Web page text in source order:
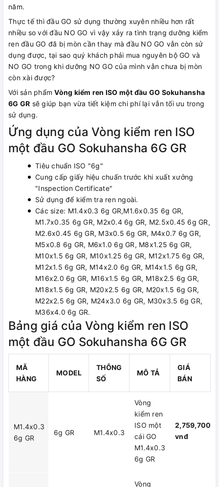
năm.
Thực tế thì đầu GO sử dụng thường xuyên nhiều hơn rất
nhiều so với đầu NO GO vì vậy xảy ra tình trạng dưỡng kiểm
ren đầu GO đã bị mòn cần thay mà đầu NO GO vẫn còn sử
dụng được, tại sao quý khách phải mua nguyên bộ GO và
NO GO trong khi dưỡng NO GO của mình vẫn chưa bị mòn
còn xài được?
Với sản phẩmVòng kiểm ren ISO một đầu GO Sokuhansha
6G GR sẽ giúp bạn vừa tiết kiệm chi phí lại vẫn tối ưu trong
sử dụng.
Ứng dụng của Vòng kiểm ren ISO
một đầu GO Sokuhansha 6G GR
Tiêu chuẩn ISO "6g"
Cung cấp giấy hiệu chuẩn trước khi xuất xưởng
"Inspection Certificate"
Sử dụng để kiểm tra ren ngoài.
Các size: M1.4x0.3 6g GR,M1.6x0.35 6g GR,
M1.7x0.35 6g GR, M2x0.4 6g GR, M2.5x0.45 6g GR,
M2.6x0.45 6g GR, M3x0.5 6g GR, M4x0.7 6g GR,
M5x0.8 6g GR, M6x1.0 6g GR, M8x1.25 6g GR,
M10x1.5 6g GR, M10x1.25 6g GR, M12x1.75 6g GR,
M12x1.5 6g GR, M14x2.0 6g GR, M14x1.5 6g GR,
M16x2.0 6g GR, M16x1.5 6g GR, M18x2.5 6g GR,
M18x1.5 6g GR, M20x2.5 6g GR, M20x1.5 6g GR,
M22x2.5 6g GR, M24x3.0 6g GR, M30x3.5 6g GR,
M36x4.0 6g GR.
Bảng giá của Vòng kiểm ren ISO
một đầu GO Sokuhansha 6G GR
MÃ
HÀNG
MODEL
THÔNG
SỐ
MÔ TẢ
GIÁ
BÁN
M1.4x0.3
6g GR
6g GR M1.4x0.3
Vòng
kiểm ren
ISO một
cái GO
M1.4x0.3
6g GR
2,759,700
vnđ
Vòng